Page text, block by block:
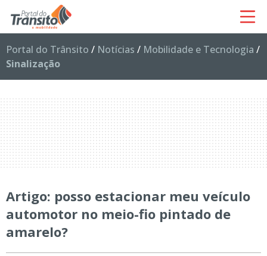
Portal do Trânsito / Notícias / Mobilidade e Tecnologia /
Sinalização
Artigo: posso estacionar meu veículo
automotor no meio-fio pintado de
amarelo?